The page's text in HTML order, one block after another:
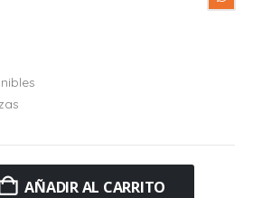
AÑADIR AL CARRITO